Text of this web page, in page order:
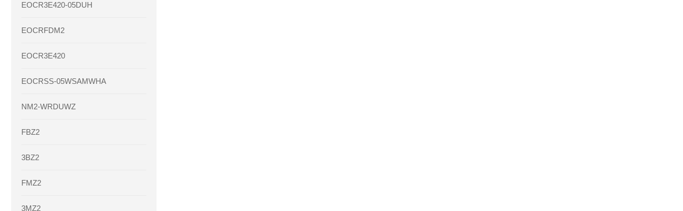
EOCR3E420-05DUH
EOCRFDM2
EOCR3E420
EOCRSS-05WSAMWHA
NM2-WRDUWZ
FBZ2
3BZ2
FMZ2
3MZ2